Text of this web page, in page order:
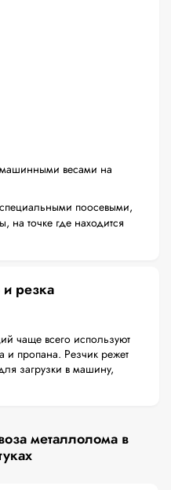
весами на
поосевыми,
на точке где находится
резка
чаще всего используют
и пропана. Резчик режет
загрузки в машину,
металлолома в